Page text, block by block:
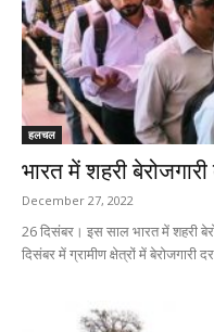
हलचल
भारत में शहरी
December 27, 2022
26 दिसंबर। इस साल भारत में शहरी
दिसंबर में ग्रामीण क्षेत्रों में बेरोजगारी